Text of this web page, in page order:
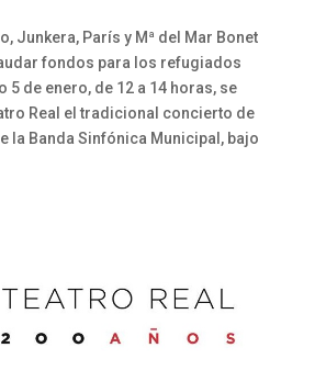
Junkera, París y Mª del Mar Bonet
fondos para los refugiados
5 de enero, de 12 a 14 horas, se
Real el tradicional concierto de
la Banda Sinfónica Municipal, bajo